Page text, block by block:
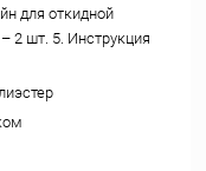
для откидной
2 шт. 5. Инструкция